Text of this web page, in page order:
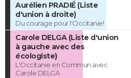
Aurélien PRADIÉ (Liste
d'union à droite)
Du courage pour l'Occitanie!
Carole DELGA (Liste d'union
à gauche avec des
écologiste)
L'Occitanie en Commun avec
Carole DELGA